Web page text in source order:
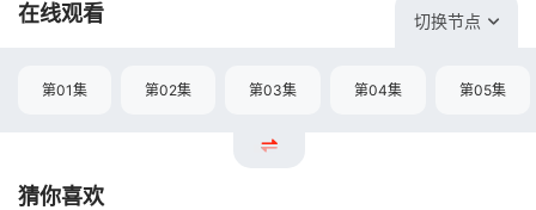
在线观看 切换节点
第01集 第02集 第03集 第04集 第05集
猜你喜欢